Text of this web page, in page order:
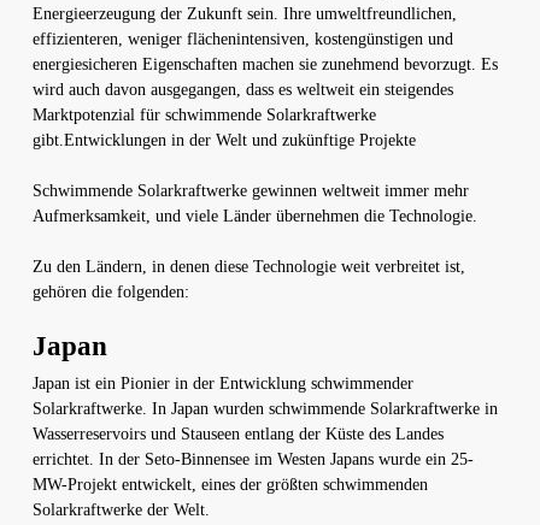
Energieerzeugung der Zukunft sein. Ihre umweltfreundlichen,
effizienteren, weniger flächenintensiven, kostengünstigen und
energiesicheren Eigenschaften machen sie zunehmend bevorzugt. Es
wird auch davon ausgegangen, dass es weltweit ein steigendes
Marktpotenzial für schwimmende Solarkraftwerke
gibt.Entwicklungen in der Welt und zukünftige Projekte
Schwimmende Solarkraftwerke gewinnen weltweit immer mehr
Aufmerksamkeit, und viele Länder übernehmen die Technologie.
Zu den Ländern, in denen diese Technologie weit verbreitet ist,
gehören die folgenden:
Japan
Japan ist ein Pionier in der Entwicklung schwimmender
Solarkraftwerke. In Japan wurden schwimmende Solarkraftwerke in
Wasserreservoirs und Stauseen entlang der Küste des Landes
errichtet. In der Seto-Binnensee im Westen Japans wurde ein 25-
MW-Projekt entwickelt, eines der größten schwimmenden
Solarkraftwerke der Welt.